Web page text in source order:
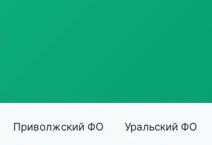
Приволжский ФО Уральский ФО